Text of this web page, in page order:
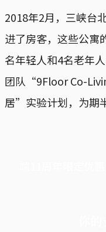
2018年2月，三峡台
进了房客，这些公寓
名年轻人和4名老年
团队“9Floor Co-
居”实验计划，为期